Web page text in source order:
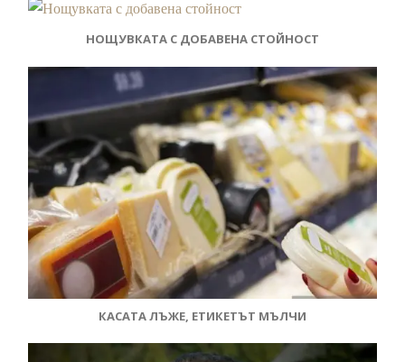
НОЩУВКАТА С ДОБАВЕНА СТОЙНОСТ
КАСАТА ЛЪЖЕ, ЕТИКЕТЪТ МЪЛЧИ